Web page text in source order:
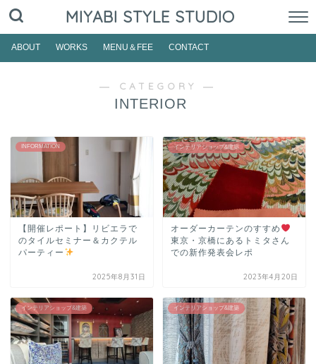
MIYABI STYLE STUDIO
ABOUT WORKS MENU＆FEE CONTACT
― CATEGORY ―
INTERIOR
INFORMATION
【開催レポート】リビエラで
のタイルセミナー＆カクテル
パーティー
2025年8月31日
インテリアショップ&建築
オーダーカーテンのすすめ
東京・京橋にあるトミタさん
での新作発表会レポ
2023年4月20日
インテリアショップ&建築 インテリアショップ&建築